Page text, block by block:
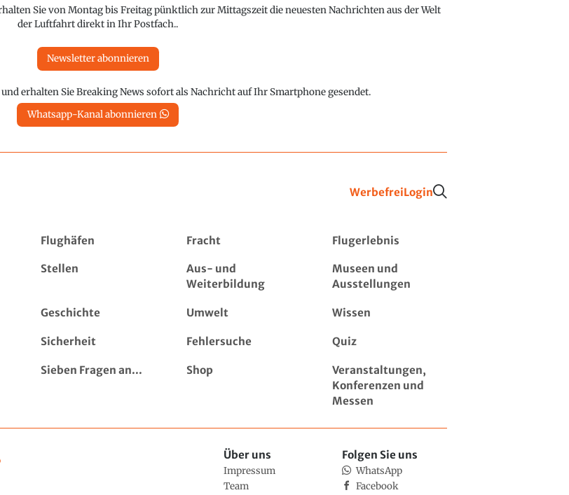
Sie von Montag bis Freitag pünktlich zur Mittagszeit die neuesten Nachrichten aus der Welt
der Luftfahrt direkt in Ihr Postfach..
Newsletter abonnieren
erhalten Sie Breaking News sofort als Nachricht auf Ihr Smartphone gesendet.
Whatsapp-Kanal abonnieren
WerbefreiLogin
Flughäfen Fracht Flugerlebnis
Stellen
Aus- und
Weiterbildung
Museen und
Ausstellungen
Geschichte Umwelt Wissen
Sicherheit Fehlersuche Quiz
Sieben Fragen an... Shop
Veranstaltungen,
Konferenzen und
Messen
Über uns
Impressum
Team
Folgen Sie uns
WhatsApp
Facebook